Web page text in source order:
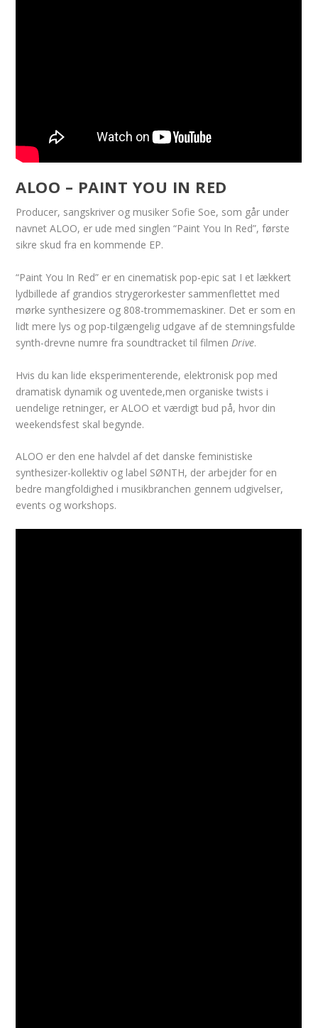
ALOO – PAINT YOU IN RED
Producer, sangskriver og musiker Sofie Soe, som går under
navnet ALOO, er ude med singlen “Paint You In Red”, første
sikre skud fra en kommende EP.
“Paint You In Red” er en cinematisk pop-epic sat I et lækkert
lydbillede af grandios strygerorkester sammenflettet med
mørke synthesizere og 808-trommemaskiner. Det er som en
lidt mere lys og pop-tilgængelig udgave af de stemningsfulde
synth-drevne numre fra soundtracket til filmenDrive.
Hvis du kan lide eksperimenterende, elektronisk pop med
dramatisk dynamik og uventede,men organiske twists i
uendelige retninger, er ALOO et værdigt bud på, hvor din
weekendsfest skal begynde.
ALOO er den ene halvdel af det danske feministiske
synthesizer-kollektiv og label SØNTH, der arbejder for en
bedre mangfoldighed i musikbranchen gennem udgivelser,
events og workshops.